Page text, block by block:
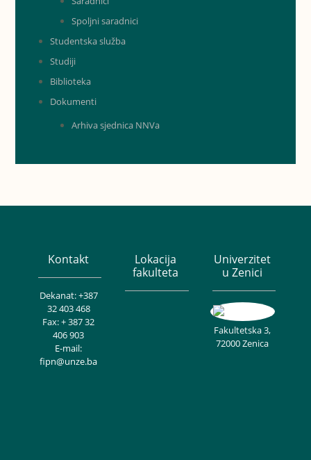
Spoljni saradnici
Studentska služba
Studiji
Biblioteka
Dokumenti
Arhiva sjednica NNVa
Kontakt
Dekanat: +387
32 403 468
Fax: + 387 32
406 903
E-mail:
fipn@unze.ba
Lokacija
fakulteta
Univerzitet
u Zenici
Fakultetska 3,
72000 Zenica